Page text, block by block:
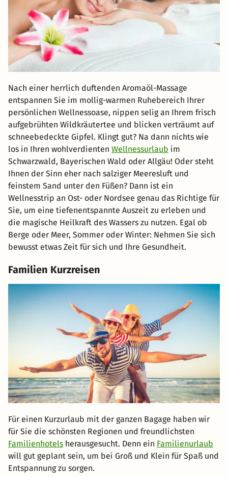
Nach einer herrlich duftenden Aromaöl-Massage
entspannen Sie im mollig-warmen Ruhebereich Ihrer
persönlichen Wellnessoase, nippen selig an Ihrem frisch
aufgebrühten Wildkräutertee und blicken verträumt auf
schneebedeckte Gipfel. Klingt gut? Na dann nichts wie
los in Ihren wohlverdienten Wellnessurlaub im
Schwarzwald, Bayerischen Wald oder Allgäu! Oder steht
Ihnen der Sinn eher nach salziger Meeresluft und
feinstem Sand unter den Füßen? Dann ist ein
Wellnesstrip an Ost- oder Nordsee genau das Richtige für
Sie, um eine tiefenentspannte Auszeit zu erleben und
die magische Heilkraft des Wassers zu nutzen. Egal ob
Berge oder Meer, Sommer oder Winter: Nehmen Sie sich
bewusst etwas Zeit für sich und Ihre Gesundheit.
Familien Kurzreisen
Für einen Kurzurlaub mit der ganzen Bagage haben wir
für Sie die schönsten Regionen und freundlichsten
Familienhotels herausgesucht. Denn ein Familienurlaub
will gut geplant sein, um bei Groß und Klein für Spaß und
Entspannung zu sorgen.